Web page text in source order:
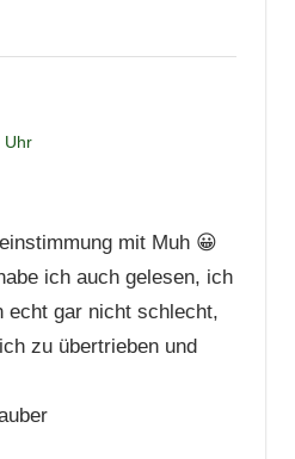
Uhr
mit Muh 😀
ich auch gelesen, ich
echt gar nicht schlecht,
zu übertrieben und